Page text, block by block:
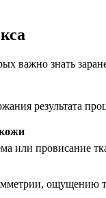
важно знать
результата
или провисание
ощущению